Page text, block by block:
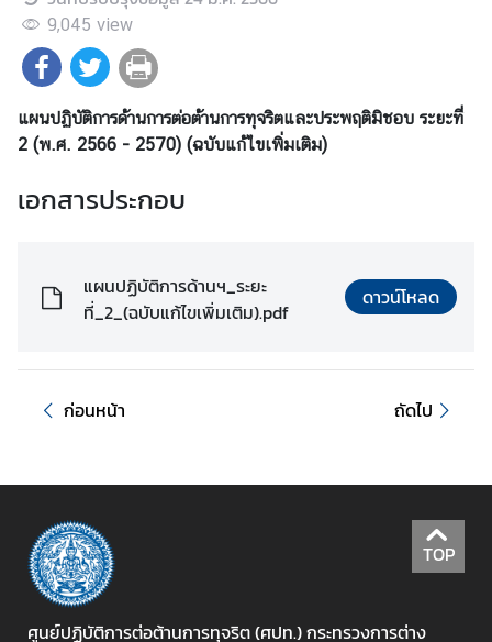
ย
ว
กั
บ
ห
น่
ย
า
ง
น
แ
ล
ะ
ป
9,045 view
แผนปฏิบัติการด้านการต่อต้านการทุจริตและประพฤติมิชอบ ระยะที่
2 (พ.ศ. 2566 - 2570) (ฉบับแก้ไขเพิ่มเติม)
เอกสารประกอบ
แผนปฏิบัติการด้านฯ_ระยะ
ที่_2_(ฉบับแก้ไขเพิ่มเติม).pdf
ดาวน์โหลด
ก่อนหน้า ถัดไป
TOP
ศูนย์ปฏิบัติการต่อต้านการทุจริต (ศปท.) กระทรวงการต่าง